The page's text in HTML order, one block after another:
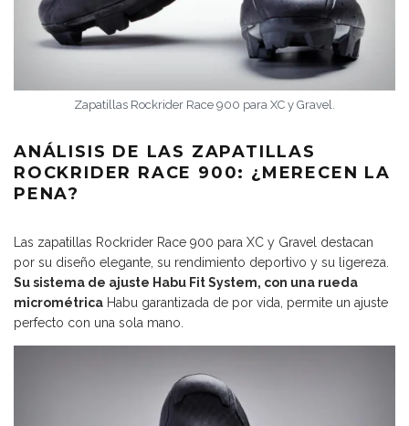
Zapatillas Rockrider Race 900 para XC y Gravel.
ANÁLISIS DE LAS ZAPATILLAS
ROCKRIDER RACE 900: ¿MERECEN LA
PENA?
Las zapatillas Rockrider Race 900 para XC y Gravel destacan
por su diseño elegante, su rendimiento deportivo y su ligereza.
Su sistema de ajuste Habu Fit System, con una rueda
micrométrica Habu garantizada de por vida, permite un ajuste
perfecto con una sola mano.